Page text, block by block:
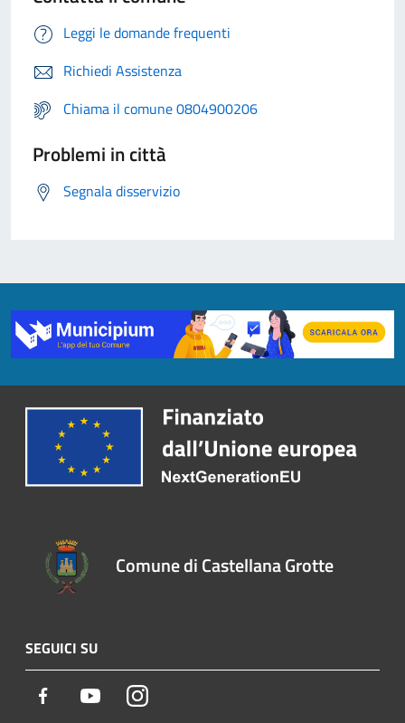
Leggi le domande frequenti
Richiedi Assistenza
Chiama il comune 0804900206
Problemi in città
Segnala disservizio
Comune di Castellana Grotte
SEGUICI SU
Facebook YoutubeInstagram